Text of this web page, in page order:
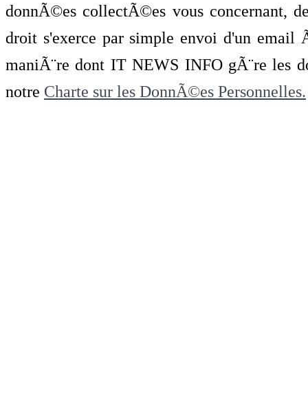
donnÃ©es collectÃ©es vous concernant,
droit s'exerce par simple envoi d'un
maniÃ¨re dont IT NEWS INFO gÃ¨re les
notre Charte sur les DonnÃ©es Personnelles.